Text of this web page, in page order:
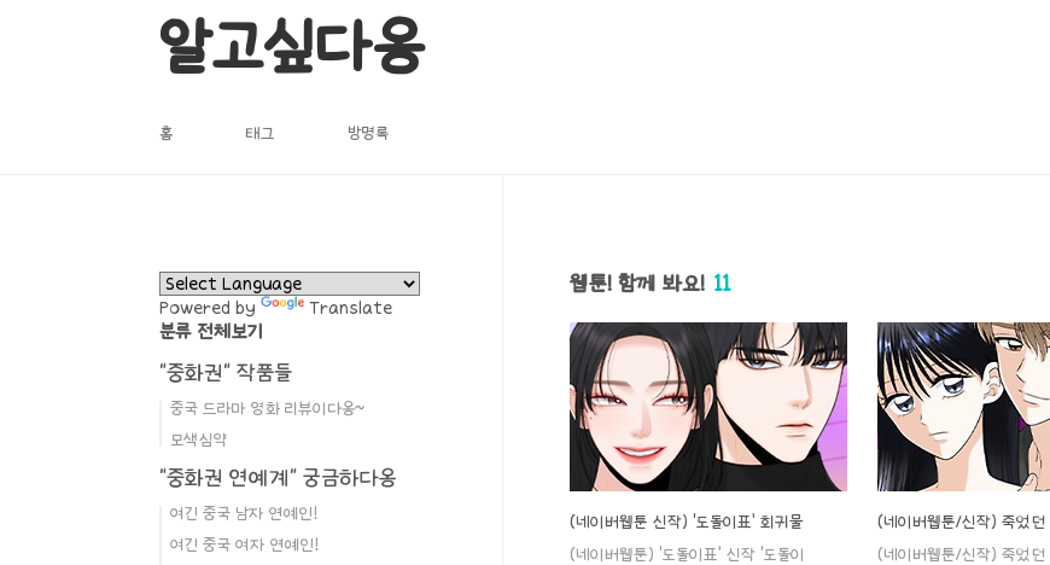
알고싶다옹
홈 태그 방명록
웹툰! 함께 봐요! 11
(네이버웹툰 신작) ‘도돌이표’ 회귀물
(네이버웹툰) ‘도돌이표’ 신작 ‘도돌이
(네이버웹툰/신작) 죽었던
Powered by Translate
분류 전체보기
"중화권" 작품들
중국 드라마 영화 리뷰이다옹~
모색심약
"중화권 연예계" 궁금하다옹
여긴 중국 남자 연예인!
여긴 중국 여자 연예인!